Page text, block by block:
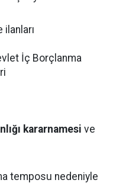
İç Borçlanma
kararnamesi ve
temposu nedeniyle